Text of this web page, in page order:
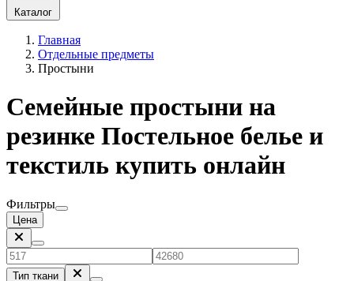
Каталог
Главная
Отдельные предметы
Простыни
Семейные простыни на
резинке Постельное белье и
текстиль купить онлайн
Фильтры
Цена
Тип ткани